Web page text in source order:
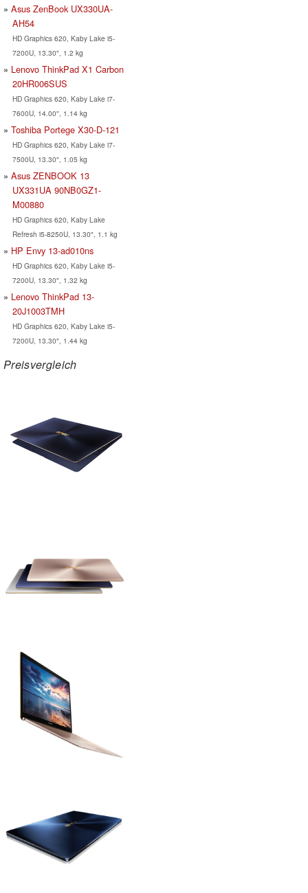
Asus ZenBook UX330UA-
AH54
HD Graphics 620, Kaby Lake i5-
7200U, 13.30", 1.2 kg
Lenovo ThinkPad X1 Carbon
20HR006SUS
HD Graphics 620, Kaby Lake i7-
7600U, 14.00", 1.14 kg
Toshiba Portege X30-D-121
HD Graphics 620, Kaby Lake i7-
7500U, 13.30", 1.05 kg
Asus ZENBOOK 13
UX331UA 90NB0GZ1-
M00880
HD Graphics 620, Kaby Lake
Refresh i5-8250U, 13.30", 1.1 kg
HP Envy 13-ad010ns
HD Graphics 620, Kaby Lake i5-
7200U, 13.30", 1.32 kg
Lenovo ThinkPad 13-
20J1003TMH
HD Graphics 620, Kaby Lake i5-
7200U, 13.30", 1.44 kg
Preisvergleich